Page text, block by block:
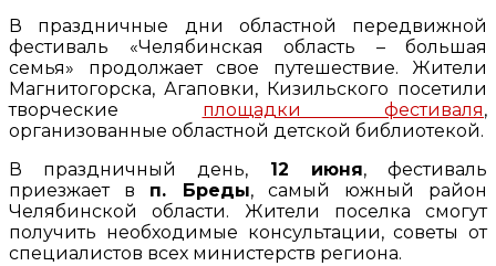
В праздничные дни областной передвижной
фестиваль «Челябинская область – большая
семья» продолжает свое путешествие. Жители
Магнитогорска, Агаповки, Кизильского посетили
творческие площадки фестиваля,
организованные областной детской библиотекой.
В праздничный день, 12 июня, фестиваль
приезжает в п. Бреды, самый южный район
Челябинской области. Жители поселка смогут
получить необходимые консультации, советы от
специалистов всех министерств региона.